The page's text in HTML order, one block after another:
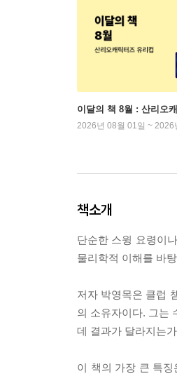
이달의 책 8월 : 산리오
2026년 08월 01일 ~ 2026
책소개
단순한 스윙 요령이
물리학적 이해를 바
저자 박영목은 클럽
의 소유자이다. 그는
데 결과가 달라지는
이 책의 가장 큰 특징